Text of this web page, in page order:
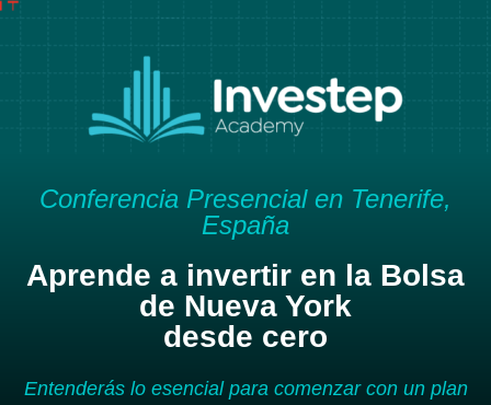
Conferencia Presencial en Tenerife,
España
Aprende a invertir en la Bolsa
de Nueva York
desde cero
Entenderás lo esencial para comenzar con un plan